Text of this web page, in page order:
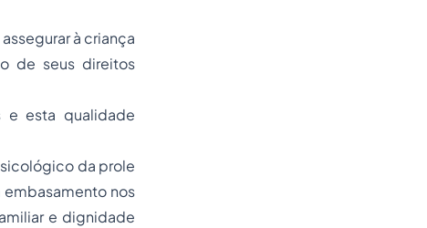
à criança
de seus direitos
e esta qualidade
da prole
nos
e dignidade